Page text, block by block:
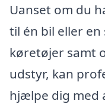
Uanset om du
til én bil eller
køretøjer samt
udstyr, kan
hjælpe dig med